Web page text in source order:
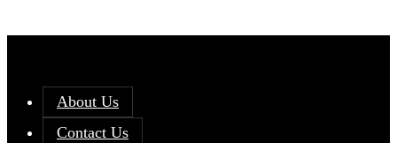
About Us
Contact Us